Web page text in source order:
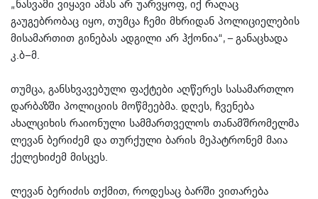
„ნასვამი ვიყავი ამას არ უარვყოფ, იქ რაღაც
გაუგებრობაც იყო, თუმცა ჩემი მხრიდან პოლიციელების
მისამართით გინებას ადგილი არ ჰქონია“, – განაცხადა
კ.ბ–მ.
თუმცა, განსხვავებული ფაქტები აღწერეს სასამართლო
დარბაზში პოლიციის მოწმეებმა. დღეს, ჩვენება
ახალციხის რაიონული სამმართველოს თანამშრომელმა
ლევან ბერიძემ და თურქული ბარის მეპატრონემ მაია
ქელეხიძემ მისცეს.
ლევან ბერიძის თქმით, როდესაც ბარში ვითარება